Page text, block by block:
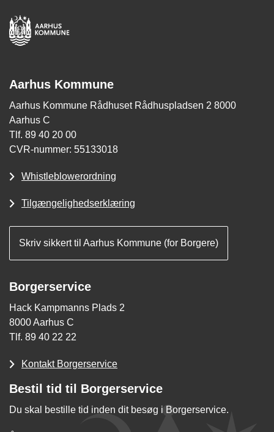
Aarhus Kommune
Aarhus Kommune Rådhuset Rådhuspladsen 2 8000
Aarhus C
Tlf. 89 40 20 00
CVR-nummer: 55133018
Whistleblowerordning
Tilgængelighedserklæring
Skriv sikkert til Aarhus Kommune (for Borgere)
Borgerservice
Hack Kampmanns Plads 2
8000 Aarhus C
Tlf. 89 40 22 22
Kontakt Borgerservice
Bestil tid til Borgerservice
Du skal bestille tid inden dit besøg i Borgerservice.